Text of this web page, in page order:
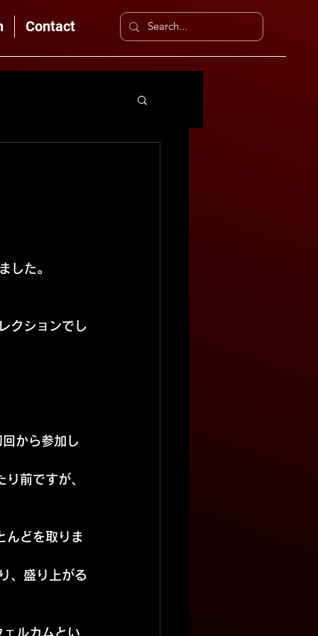
Contact
した。
クションでし
から参加し
前ですが、
んどを取りま
、盛り上がる
ルカムとい